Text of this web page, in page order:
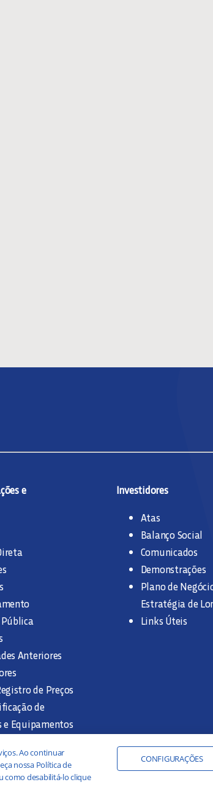
e
Anteriores
de Preços
de
e Equipamentos
Interna
Investidores
Atas
Balanço Social
Comunicados
Demonstrações
Plano de
Estratégia de
Links Úteis
Ao continuar
nossa Política de
como desabilitá-lo clique
CONFIGURAÇÕES